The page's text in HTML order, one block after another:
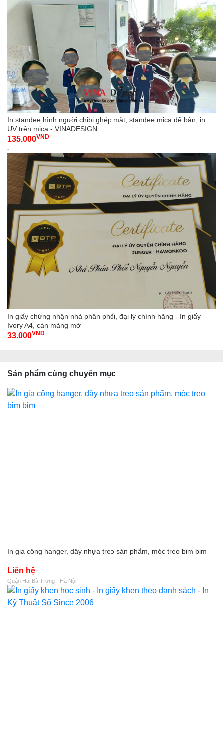
In standee hình người chibi ghép mặt, standee mica để bàn, in
UV trên mica - VINADESIGN
135.000VND
-
In giấy chứng nhận nhà phân phối, đại lý chính hãng - In giấy
Ivory A4, cán màng mờ
33.000VND
-
Sản phẩm cùng chuyên mục
In gia công hanger, dây nhựa treo sản phẩm, móc treo bim bim
Liên hệ
Quận Hai Bà Trưng - Hà Nội